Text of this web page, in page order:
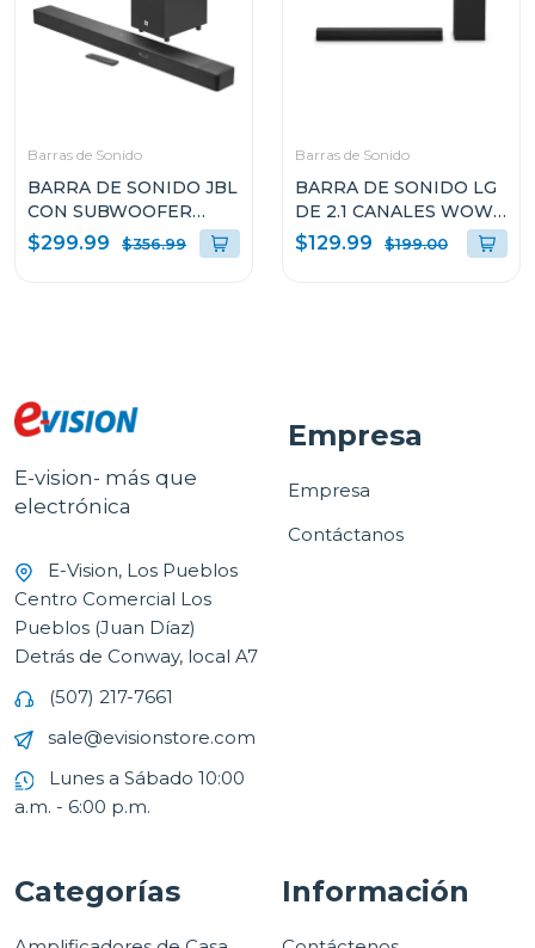
Barras de Sonido
BARRA DE SONIDO JBL
CON SUBWOOFER
INALAMBRICO DOLBY
ATMOS SB595BLKC
$299.99 $356.99
Barras de Sonido
BARRA DE SONIDO LG
DE 2.1 CANALES WOW
ORCHESTRA E
INTERFAZ 140W S30A
$129.99 $199.00
E-vision- más que
electrónica
E-Vision, Los Pueblos
Centro Comercial Los
Pueblos (Juan Díaz)
Detrás de Conway, local A7
(507) 217-7661
sale@evisionstore.com
Lunes a Sábado 10:00
a.m. - 6:00 p.m.
Empresa
Empresa
Contáctanos
Categorías Información